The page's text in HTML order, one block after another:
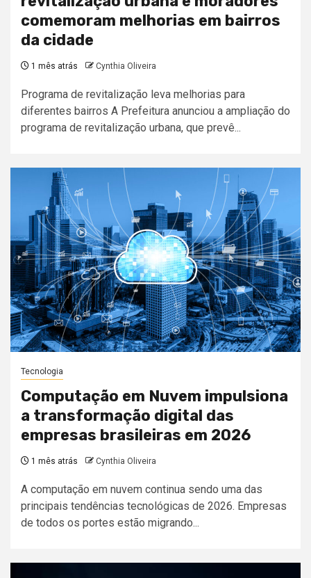
comemoram melhorias em bairros
da cidade
1 mês atrás Cynthia Oliveira
Programa de revitalização leva melhorias para
diferentes bairros A Prefeitura anunciou a ampliação do
programa de revitalização urbana, que prevê...
Tecnologia
Computação em Nuvem impulsiona
a transformação digital das
empresas brasileiras em 2026
1 mês atrás Cynthia Oliveira
A computação em nuvem continua sendo uma das
principais tendências tecnológicas de 2026. Empresas
de todos os portes estão migrando...